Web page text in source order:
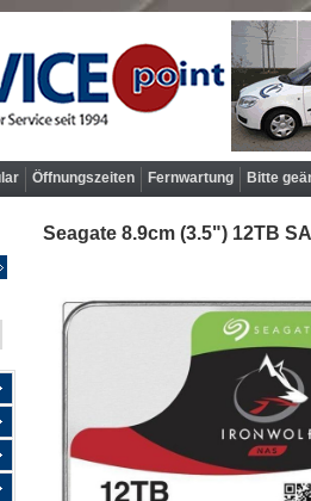
Öffnungszeiten Fernwartung Bitte
Seagate 8.9cm (3.5") 12TB